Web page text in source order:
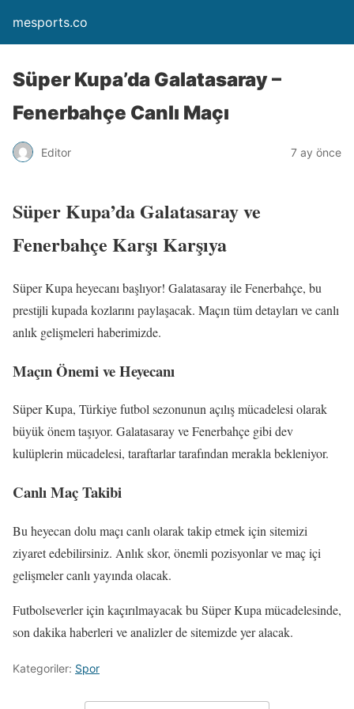
mesports.co
Süper Kupa’da Galatasaray –
Fenerbahçe Canlı Maçı
Editor 7 ay önce
Süper Kupa’da Galatasaray ve
Fenerbahçe Karşı Karşıya
Süper Kupa heyecanı başlıyor! Galatasaray ile Fenerbahçe, bu
prestijli kupada kozlarını paylaşacak. Maçın tüm detayları ve canlı
anlık gelişmeleri haberimizde.
Maçın Önemi ve Heyecanı
Süper Kupa, Türkiye futbol sezonunun açılış mücadelesi olarak
büyük önem taşıyor. Galatasaray ve Fenerbahçe gibi dev
kulüplerin mücadelesi, taraftarlar tarafından merakla bekleniyor.
Canlı Maç Takibi
Bu heyecan dolu maçı canlı olarak takip etmek için sitemizi
ziyaret edebilirsiniz. Anlık skor, önemli pozisyonlar ve maç içi
gelişmeler canlı yayında olacak.
Futbolseverler için kaçırılmayacak bu Süper Kupa mücadelesinde,
son dakika haberleri ve analizler de sitemizde yer alacak.
Kategoriler: Spor